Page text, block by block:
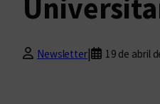
Newsletter| 19 de abril